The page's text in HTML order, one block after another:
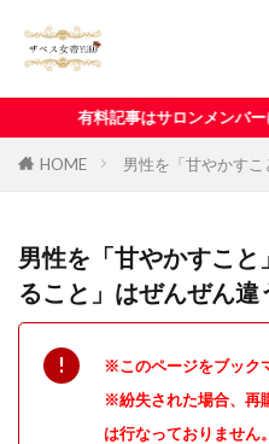
サロンメンバーになると読み放題
HOME 男性を「甘やかす
男性を「甘やかすこ
ること」はぜんぜん違
※このページをブック
※紛失された場合、再
は行なっておりません。